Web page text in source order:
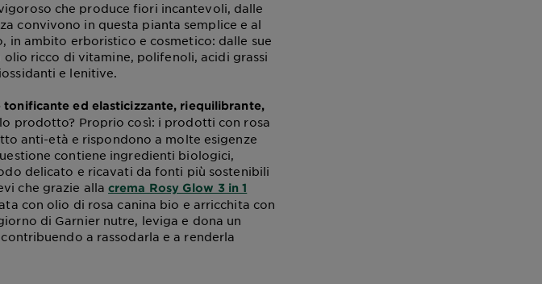
che produce fiori incantevoli, dalle
convivono in questa pianta semplice e al
in ambito erboristico e cosmetico: dalle sue
olio ricco di vitamine, polifenoli, acidi grassi
e lenitive.
ed elasticizzante, riequilibrante,
prodotto? Proprio così: i prodotti con rosa
anti-età e rispondono a molte esigenze
contiene ingredienti biologici,
delicato e ricavati da fonti più sostenibili
che grazie allacrema Rosy Glow 3 in 1
con olio di rosa canina bio e arricchita con
di Garnier nutre, leviga e dona un
a rassodarla e a renderla